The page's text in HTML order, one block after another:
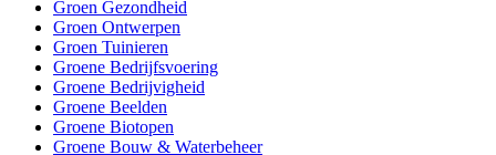
Groen Gezondheid
Groen Ontwerpen
Groen Tuinieren
Groene Bedrijfsvoering
Groene Bedrijvigheid
Groene Beelden
Groene Biotopen
Groene Bouw & Waterbeheer